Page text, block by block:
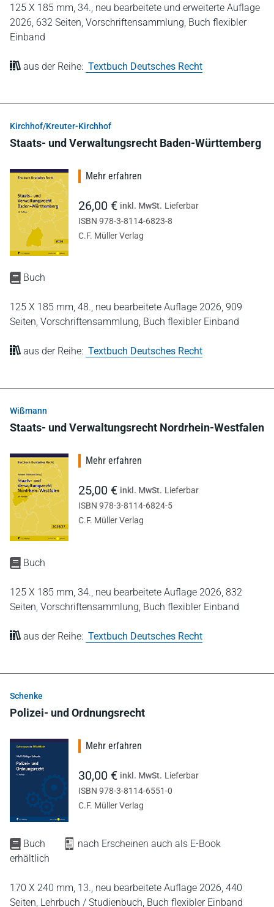
125 X 185 mm, 34., neu bearbeitete und erweiterte Auflage
2026, 632 Seiten, Vorschriftensammlung, Buch flexibler
Einband
aus der Reihe: Textbuch Deutsches Recht
Kirchhof/Kreuter-Kirchhof
Staats- und Verwaltungsrecht Baden-Württemberg
Buch
125 X 185 mm, 48., neu bearbeitete Auflage 2026, 909
Seiten, Vorschriftensammlung, Buch flexibler Einband
aus der Reihe: Textbuch Deutsches Recht
Mehr erfahren
26,00 € inkl. MwSt. Lieferbar
ISBN 978-3-8114-6823-8
C.F. Müller Verlag
Wißmann
Staats- und Verwaltungsrecht Nordrhein-Westfalen
Buch
125 X 185 mm, 34., neu bearbeitete Auflage 2026, 832
Seiten, Vorschriftensammlung, Buch flexibler Einband
aus der Reihe: Textbuch Deutsches Recht
Mehr erfahren
25,00 € inkl. MwSt. Lieferbar
ISBN 978-3-8114-6824-5
C.F. Müller Verlag
Schenke
Polizei- und Ordnungsrecht
Buch
nach Erscheinen auch als E-Book
erhältlich
170 X 240 mm, 13., neu bearbeitete Auflage 2026, 440
Seiten, Lehrbuch / Studienbuch, Buch flexibler Einband
Mehr erfahren
30,00 € inkl. MwSt. Lieferbar
ISBN 978-3-8114-6551-0
C.F. Müller Verlag